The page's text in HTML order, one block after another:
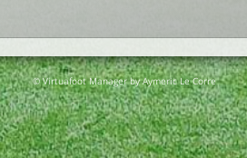
© Virtuafoot Manager by Aymeric Le Corre